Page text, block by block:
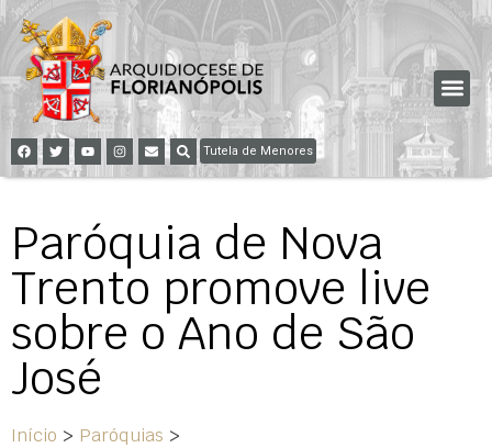
Tutela de Menores
Paróquia de Nova
Trento promove live
sobre o Ano de São
José
Início > Paróquias >